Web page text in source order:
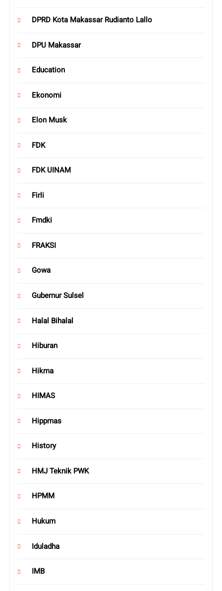
DPRD Kota Makassar Rudianto Lallo
DPU Makassar
Education
Ekonomi
Elon Musk
FDK
FDK UINAM
Firli
Fmdki
FRAKSI
Gowa
Gubernur Sulsel
Halal Bihalal
Hiburan
Hikma
HIMAS
Hippmas
History
HMJ Teknik PWK
HPMM
Hukum
Iduladha
IMB